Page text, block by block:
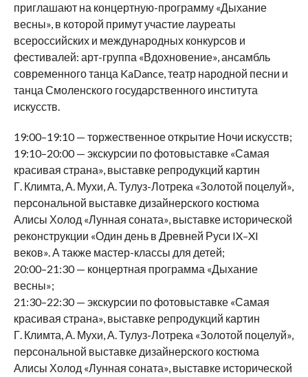
приглашают на концертную-программу «Дыхание
весны», в которой примут участие лауреаты
всероссийских и международных конкурсов и
фестивалей: арт-группа «Вдохновение», ансамбль
современного танца KaDance, театр народной песни и
танца Смоленского государственного института
искусств.
19:00–19:10 — торжественное открытие Ночи искусств;
19:10–20:00 — экскурсии по фотовыставке «Самая
красивая страна», выставке репродукций картин
Г. Климта, А. Мухи, А. Тулуз-Лотрека «Золотой поцелуй»,
персональной выставке дизайнерского костюма
Алисы Холод «Лунная соната», выставке исторической
реконструкции «Один день в Древней Руси IX–XI
веков». А также мастер-классы для детей;
20:00–21:30 — концертная программа «Дыхание
весны»;
21:30–22:30 — экскурсии по фотовыставке «Самая
красивая страна», выставке репродукций картин
Г. Климта, А. Мухи, А. Тулуз-Лотрека «Золотой поцелуй»,
персональной выставке дизайнерского костюма
Алисы Холод «Лунная соната», выставке исторической